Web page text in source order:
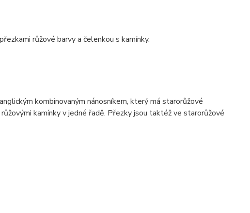
růžové barvy a čelenkou s kamínky.
kombinovaným nánosníkem, který má starorůžové
kamínky v jedné řadě. Přezky jsou taktéž ve starorůžové